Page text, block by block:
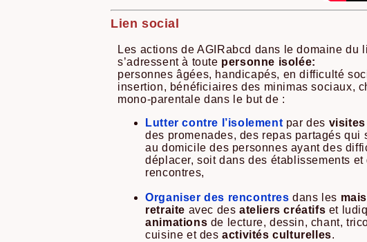
Lien social
Les actions de AGIRabcd dans le domaine du
s’adressent à toute personne isolée:
personnes âgées, handicapés, en difficulté
insertion, bénéficiaires des minimas sociaux,
mono-parentale dans le but de :
Lutter contre l’isolement par des
des promenades, des repas partagés qui
au domicile des personnes ayant des
déplacer, soit dans des établissements
rencontres,
Organiser des rencontres dans les
retraite avec desateliers créatifs et
animations de lecture, dessin, chant,
cuisine et desactivités culturelles.